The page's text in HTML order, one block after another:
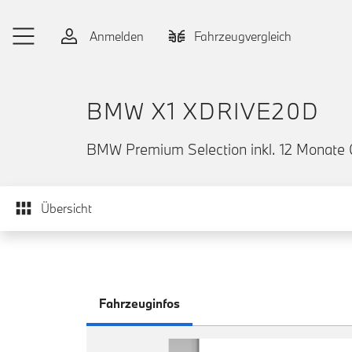
Anmelden
Fahrzeugvergleich
BMW X1 XDRIVE20D
BMW Premium Selection inkl. 12 Monate
Übersicht
Fahrzeuginfos